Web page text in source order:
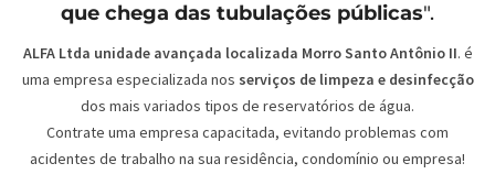
que chega das tubulações públicas".
ALFA Ltda unidade avançada localizada Morro Santo Antônio II. é
uma empresa especializada nos serviços de limpeza e desinfecção
dos mais variados tipos de reservatórios de água.
Contrate uma empresa capacitada, evitando problemas com
acidentes de trabalho na sua residência, condomínio ou empresa!